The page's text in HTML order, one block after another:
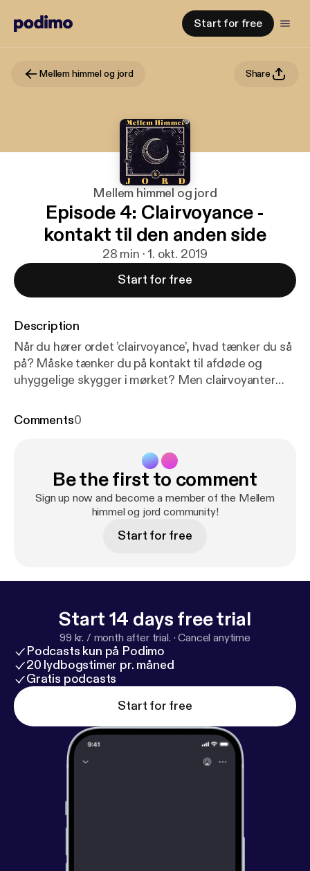
Start for free
Mellem himmel og jord Share
Mellem himmel og jord
Episode 4: Clairvoyance -
kontakt til den anden side
28 min · 1. okt. 2019
Start for free
Description
Når du hører ordet ’clairvoyance’, hvad tænker du så
på? Måske tænker du på kontakt til afdøde og
uhyggelige skygger i mørket? Men clairvoyanter
bruges af både mange virksomheder, af politiet og
hjælper Cecilie med at få kontakt til et afdød
familiemedlem. Tilrettelæggelse og produktion:
Cecilie Wortziger. Musik: Frej Levin.
Comments0
Be the first to comment
Sign up now and become a member of the Mellem
himmel og jord community!
Start for free
Start 14 days free trial
99 kr. / month after trial. ·Cancel anytime
Podcasts kun på Podimo
20 lydbogstimer pr. måned
Gratis podcasts
Start for free